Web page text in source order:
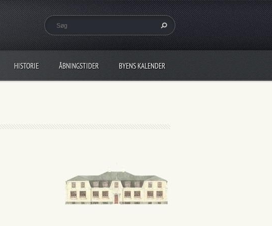
HISTORIE ÅBNINGSTIDER BYENS KALENDER